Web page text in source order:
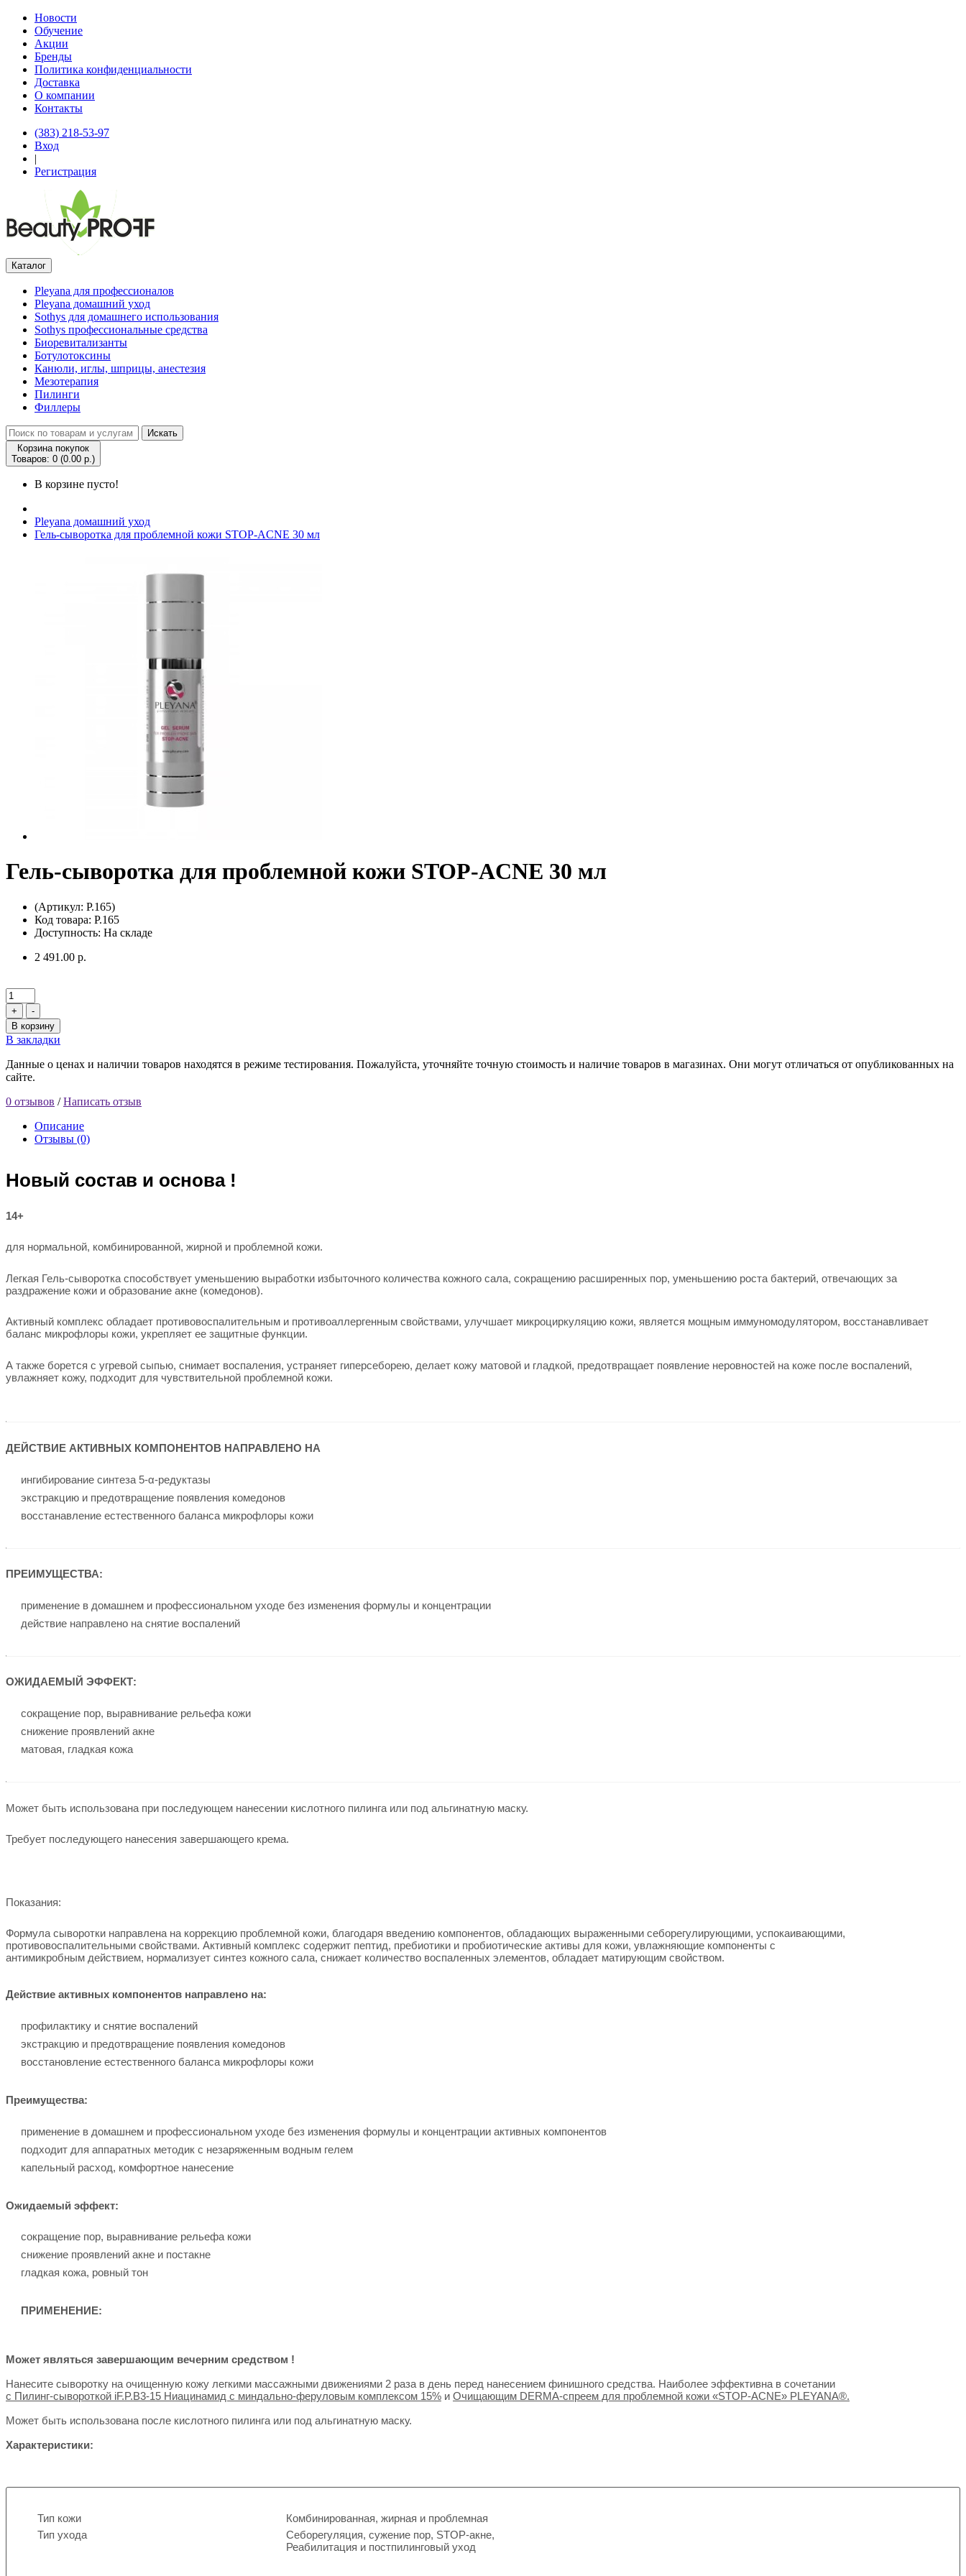
Новости
Обучение
Акции
Бренды
Политика конфиденциальности
Доставка
О компании
Контакты
(383) 218-53-97
Вход
|
Регистрация
Каталог
Pleyana для профессионалов
Pleyana домашний уход
Sothys для домашнего использования
Sothys профессиональные средства
Биоревитализанты
Ботулотоксины
Канюли, иглы, шприцы, анестезия
Мезотерапия
Пилинги
Филлеры
Искать
Корзина покупок
Товаров: 0 (0.00 р.)
В корзине пусто!
Pleyana домашний уход
Гель-сыворотка для проблемной кожи STOP-ACNE 30 мл
Гель-сыворотка для проблемной кожи STOP-ACNE 30 мл
(Артикул: P.165)
Код товара: P.165
Доступность: На складе
2 491.00 р.
+
-
В корзину
В закладки
Данные о ценах и наличии товаров находятся в режиме тестирования. Пожалуйста, уточняйте точную стоимость и наличие товаров в магазинах. Они могут отличаться от опубликованных на
сайте.
0 отзывов /Написать отзыв
Описание
Отзывы (0)
Новый состав и основа !
14+
для нормальной, комбинированной, жирной и проблемной кожи.
Легкая Гель-сыворотка способствует уменьшению выработки избыточного количества кожного сала, сокращению расширенных пор, уменьшению роста бактерий, отвечающих за
раздражение кожи и образование акне (комедонов).
Активный комплекс обладает противовоспалительным и противоаллергенным свойствами, улучшает микроциркуляцию кожи, является мощным иммуномодулятором, восстанавливает
баланс микрофлоры кожи, укрепляет ее защитные функции.
А также борется с угревой сыпью, снимает воспаления, устраняет гиперсеборею, делает кожу матовой и гладкой, предотвращает появление неровностей на коже после воспалений,
увлажняет кожу, подходит для чувствительной проблемной кожи.
ДЕЙСТВИЕ АКТИВНЫХ КОМПОНЕНТОВ НАПРАВЛЕНО НА
ингибирование синтеза 5-α-редуктазы
экстракцию и предотвращение появления комедонов
восстанавление естественного баланса микрофлоры кожи
ПРЕИМУЩЕСТВА:
применение в домашнем и профессиональном уходе без изменения формулы и концентрации
действие направлено на снятие воспалений
ОЖИДАЕМЫЙ ЭФФЕКТ:
сокращение пор, выравнивание рельефа кожи
снижение проявлений акне
матовая, гладкая кожа
Может быть использована при последующем нанесении кислотного пилинга или под альгинатную маску.
Требует последующего нанесения завершающего крема.
Показания:
Формула сыворотки направлена на коррекцию проблемной кожи, благодаря введению компонентов, обладающих выраженными себорегулирующими, успокаивающими,
противовоспалительными свойствами. Активный комплекс содержит пептид, пребиотики и пробиотические активы для кожи, увлажняющие компоненты с
антимикробным действием, нормализует синтез кожного сала, снижает количество воспаленных элементов, обладает матирующим свойством.
Действие активных компонентов направлено на:
профилактику и снятие воспалений
экстракцию и предотвращение появления комедонов
восстановление естественного баланса микрофлоры кожи
Преимущества:
применение в домашнем и профессиональном уходе без изменения формулы и концентрации активных компонентов
подходит для аппаратных методик с незаряженным водным гелем
капельный расход, комфортное нанесение
Ожидаемый эффект:
сокращение пор, выравнивание рельефа кожи
снижение проявлений акне и постакне
гладкая кожа, ровный тон
ПРИМЕНЕНИЕ:
Может являться завершающим вечерним средством !
Нанесите сыворотку на очищенную кожу легкими массажными движениями 2 раза в день перед нанесением финишного средства. Наиболее эффективна в сочетании
с Пилинг-сывороткой iF.P.B3-15 Ниацинамид с миндально-феруловым комплексом 15% и Очищающим DERMA-спреем для проблемной кожи «STOP-ACNE» PLEYANA®.
Может быть использована после кислотного пилинга или под альгинатную маску.
Характеристики:
Тип кожи
Комбинированная, жирная и проблемная
Тип ухода
Себорегуляция, сужение пор, STOP-акне,
Реабилитация и постпилинговый уход